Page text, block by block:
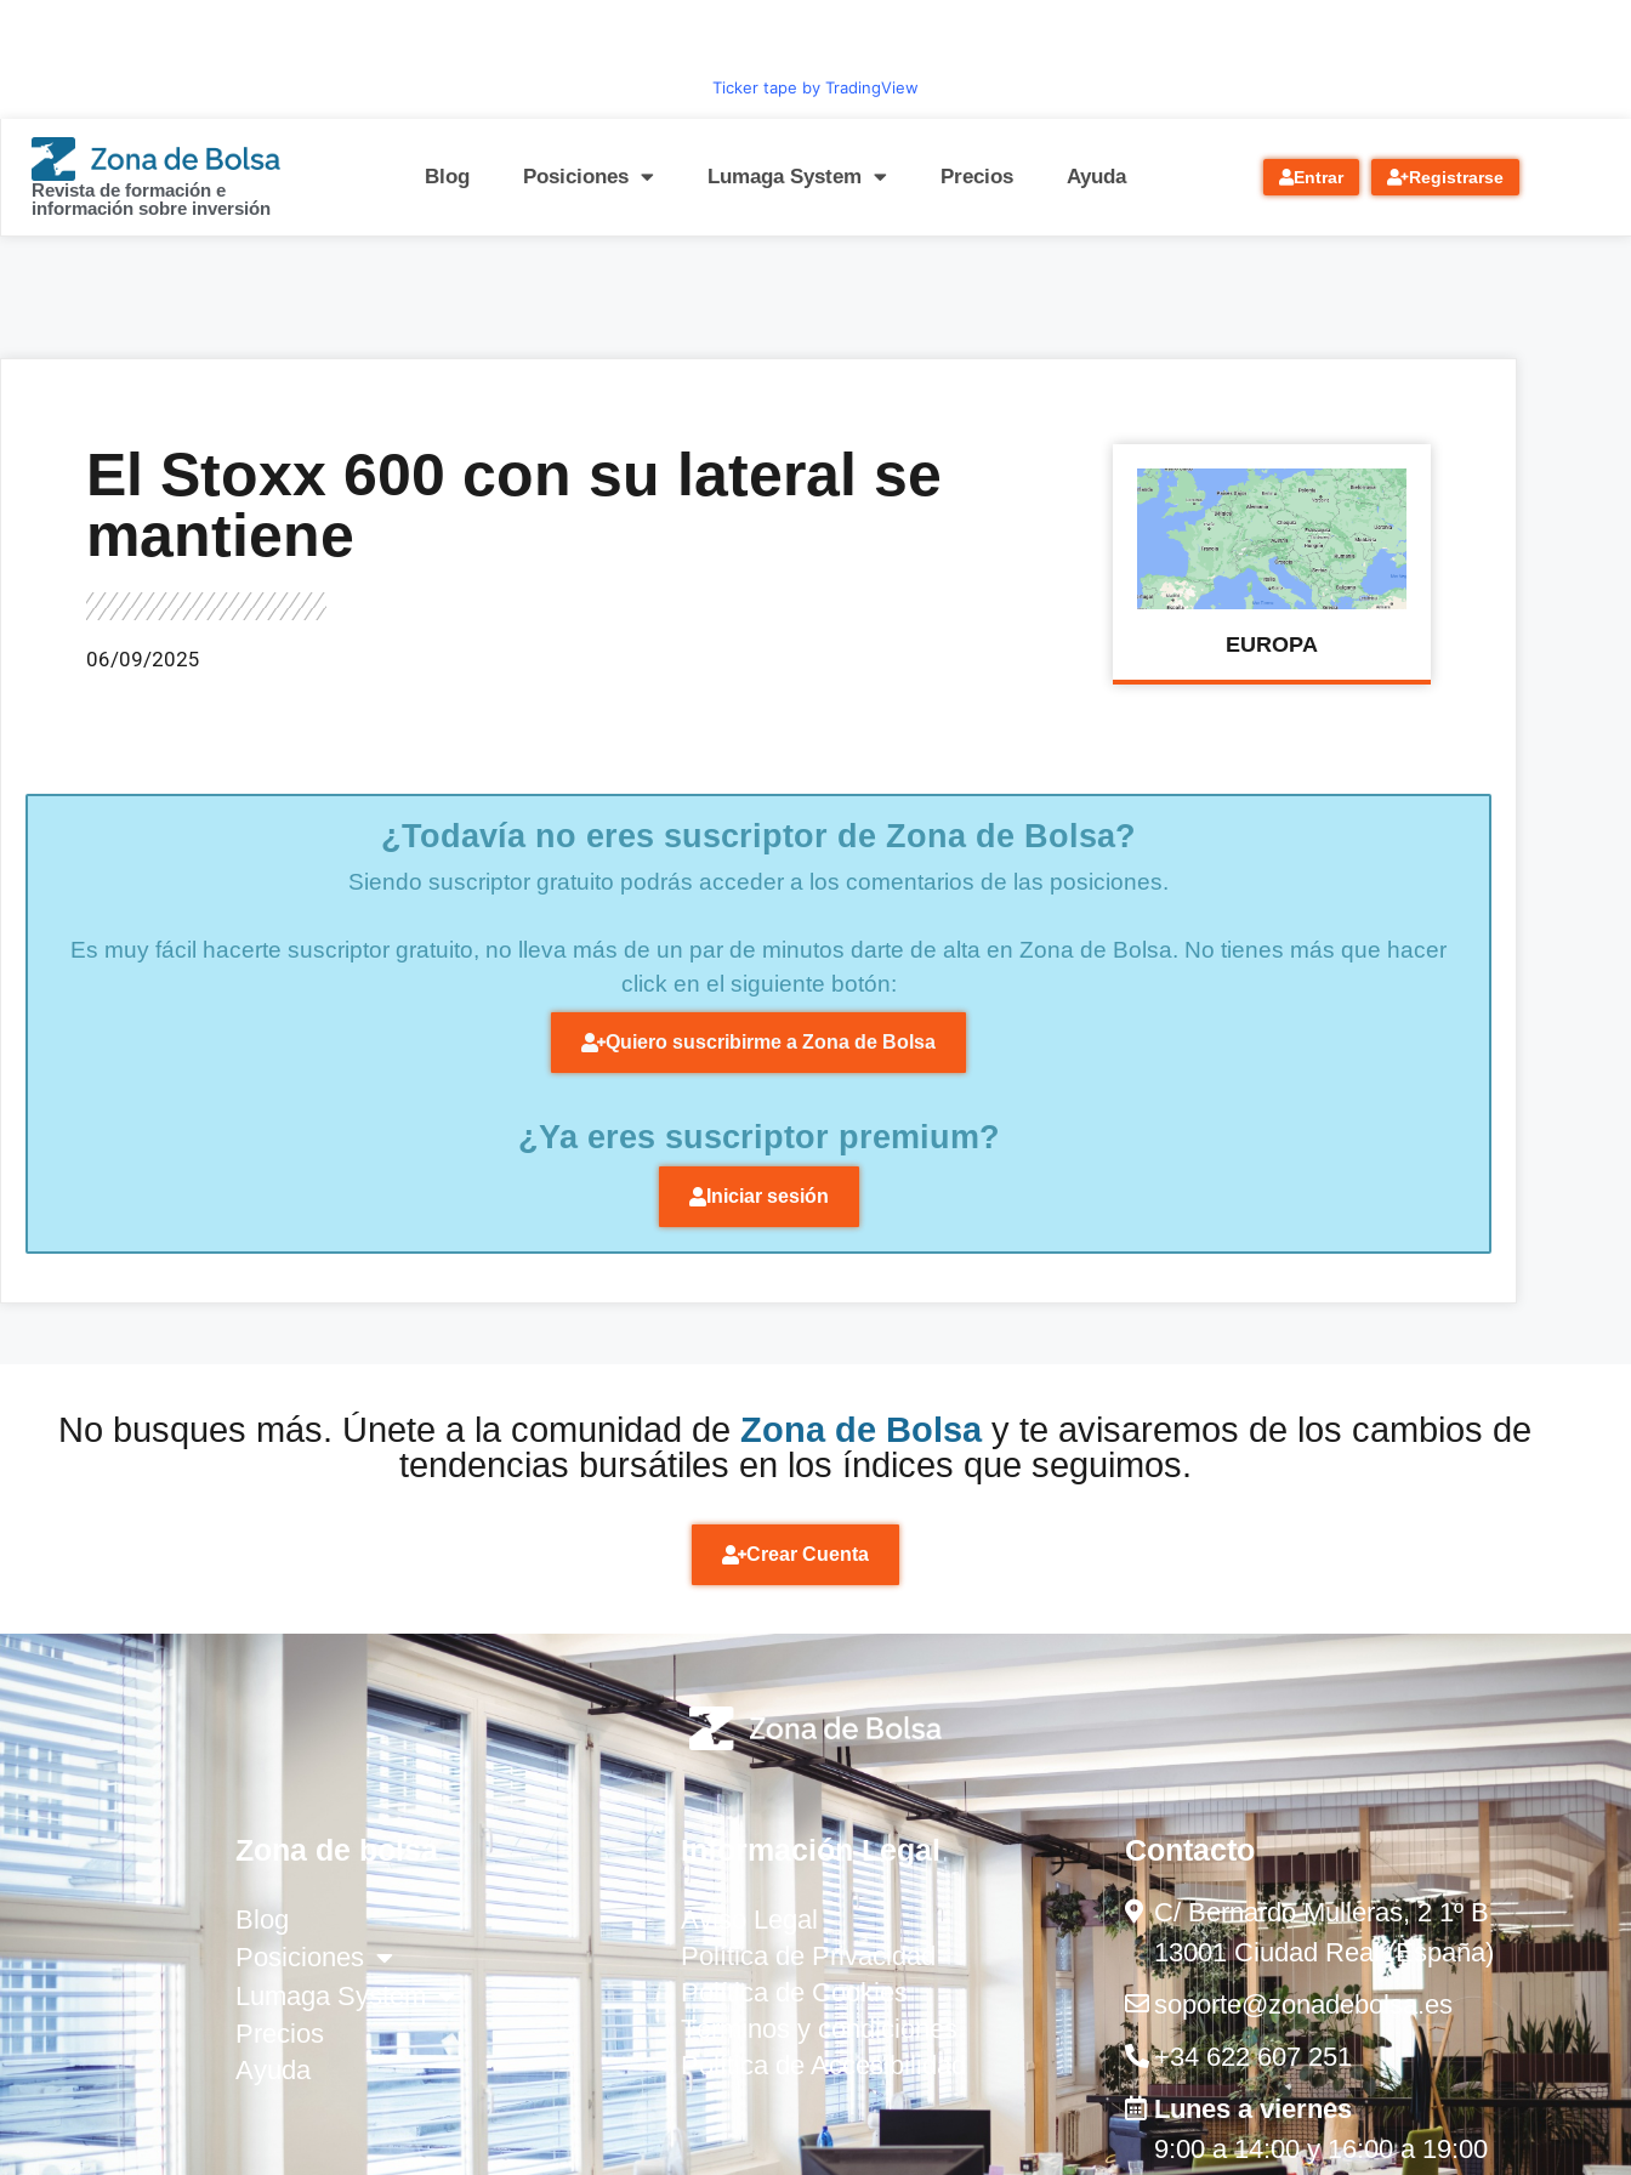
Ticker tape by TradingView
Revista de formación e
información sobre inversión
Blog Posiciones Lumaga System Precios Ayuda Entrar Registrarse
El Stoxx 600 con su lateral se
mantiene
06/09/2025
EUROPA
¿Todavía no eres suscriptor de Zona de Bolsa?
Siendo suscriptor gratuito podrás acceder a los comentarios de las posiciones.
Es muy fácil hacerte suscriptor gratuito, no lleva más de un par de minutos darte de alta en Zona de Bolsa. No tienes más que hacer
click en el siguiente botón:
Quiero suscribirme a Zona de Bolsa
¿Ya eres suscriptor premium?
Iniciar sesión
No busques más. Únete a la comunidad de Zona de Bolsay te avisaremos de los cambios de
tendencias bursátiles en los índices que seguimos.
Crear Cuenta
Zona de bolsa
Blog
Posiciones
Lumaga System
Precios
Ayuda
Información Legal
Aviso Legal
Política de Privacidad
Política de Cookies
Términos y condiciones
Política de Accesibilidad
Contacto
C/ Bernardo Mulleras, 2 1º B
13001 Ciudad Real (España)
soporte@zonadebolsa.es
+34 622 607 251
Lunes a viernes
9:00 a 14:00 y 16:00 a 19:00